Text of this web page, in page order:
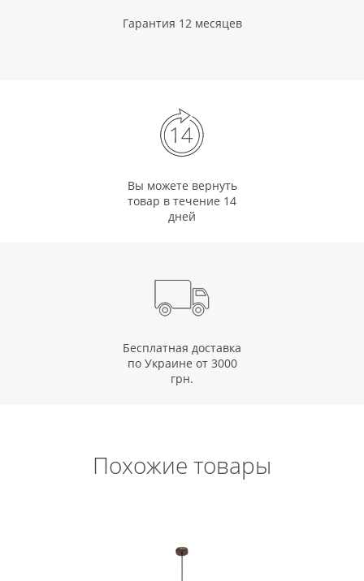
Гарантия 12 месяцев
Вы можете вернуть
товар в течение 14
дней
Бесплатная доставка
по Украине от 3000
грн.
Похожие товары